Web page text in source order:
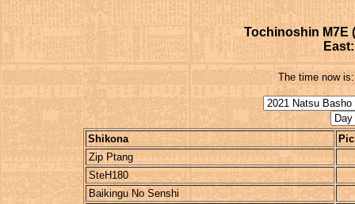
Tochinoshin M7E
The time now
Shikona
Zip Ptang
SteH180
Baikingu No Senshi